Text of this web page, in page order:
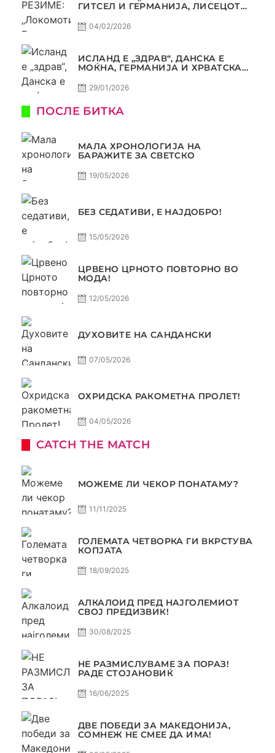
ГИТСЕЛ И ГЕРМАНИЈА, ЛИСЕЦОТ
04/02/2026
ИСЛАНД Е „ЗДРАВ“, ДАНСКА Е
МОЌНА, ГЕРМАНИЈА И ХРВАТСКА
29/01/2026
ПОСЛЕ БИТКА
МАЛА ХРОНОЛОГИЈА НА
БАРАЖИТЕ ЗА СВЕТСКО
19/05/2026
БЕЗ СЕДАТИВИ, Е НАЈДОБРО!
15/05/2026
ЦРВЕНО ЦРНОТО ПОВТОРНО ВО
МОДА!
12/05/2026
ДУХОВИТЕ НА САНДАНСКИ
07/05/2026
ОХРИДСКА РАКОМЕТНА ПРОЛЕТ!
04/05/2026
CATCH THE MATCH
МОЖЕМЕ ЛИ ЧЕКОР ПОНАТАМУ?
11/11/2025
ГОЛЕМАТА ЧЕТВОРКА ГИ ВКРСТУВА
КОПЈАТА
18/09/2025
АЛКАЛОИД ПРЕД НАЈГОЛЕМИОТ
СВОЈ ПРЕДИЗВИК!
30/08/2025
НЕ РАЗМИСЛУВАМЕ ЗА ПОРАЗ!
РАДЕ СТОЈАНОВИЌ
16/06/2025
ДВЕ ПОБЕДИ ЗА МАКЕДОНИЈА,
СОМНЕЖ НЕ СМЕЕ ДА ИМА!